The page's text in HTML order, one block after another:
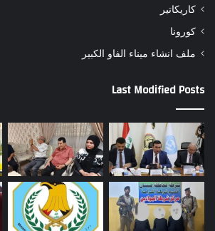
كاريكاتير
كورونا
ملف انشاء ميناء الفاو الكبير
Last Modified Posts